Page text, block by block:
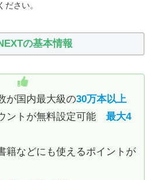
さい。
の基本情報
が国内最大級の30万本以上
ントが無料設定可能 最大4
などにも使えるポイントが